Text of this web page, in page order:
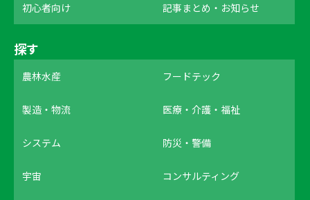
初心者向け 記事まとめ・お知らせ
探す
農林水産 フードテック
製造・物流 医療・介護・福祉
システム 防災・警備
宇宙 コンサルティング